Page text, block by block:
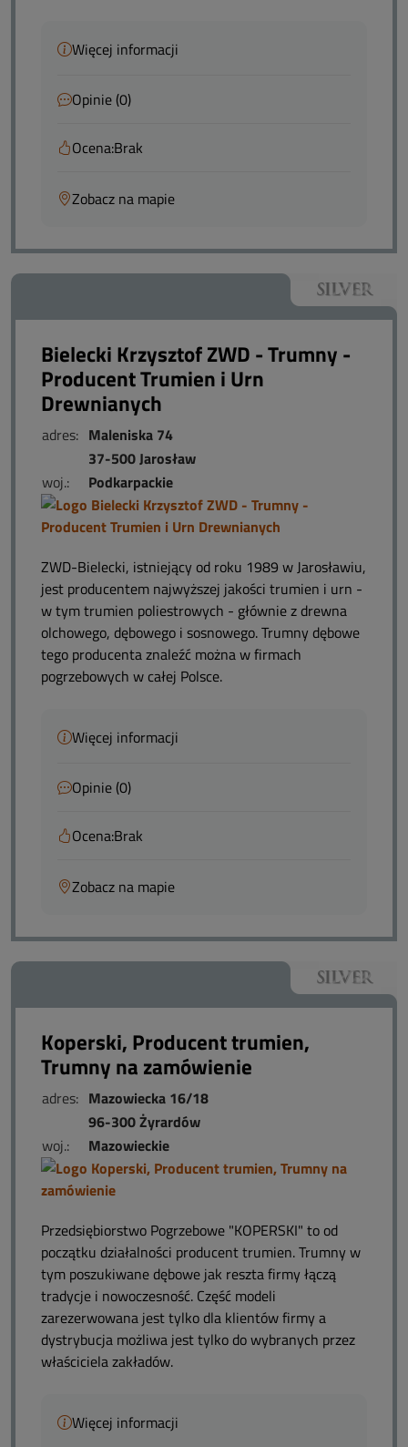
Więcej informacji
Opinie (0)
Ocena:Brak
Zobacz na mapie
Bielecki Krzysztof ZWD - Trumny -
Producent Trumien i Urn
Drewnianych
adres: Maleniska 74
37-500 Jarosław
woj.:
Podkarpackie
ZWD-Bielecki, istniejący od roku 1989 w Jarosławiu,
jest producentem najwyższej jakości trumien i urn -
w tym trumien poliestrowych - głównie z drewna
olchowego, dębowego i sosnowego. Trumny dębowe
tego producenta znaleźć można w firmach
pogrzebowych w całej Polsce.
Więcej informacji
Opinie (0)
Ocena:Brak
Zobacz na mapie
Koperski, Producent trumien,
Trumny na zamówienie
adres: Mazowiecka 16/18
96-300 Żyrardów
woj.:
Mazowieckie
Przedsiębiorstwo Pogrzebowe "KOPERSKI" to od
początku działalności producent trumien. Trumny w
tym poszukiwane dębowe jak reszta firmy łączą
tradycje i nowoczesność. Część modeli
zarezerwowana jest tylko dla klientów firmy a
dystrybucja możliwa jest tylko do wybranych przez
właściciela zakładów.
Więcej informacji